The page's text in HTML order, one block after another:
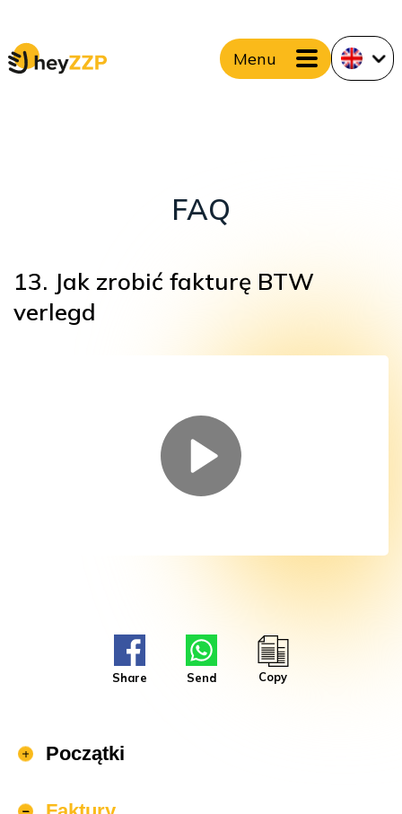
Menu
FAQ
Początki
Share Send Copy
13. Jak zrobić fakturę BTW
verlegd